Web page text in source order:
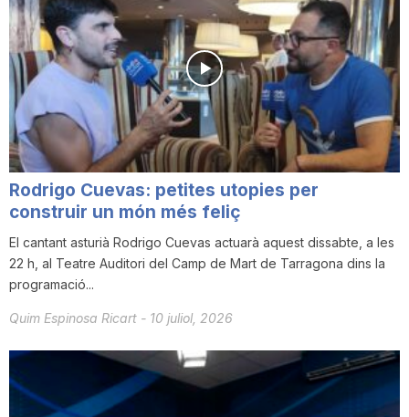
u
t
Rodrigo Cuevas: petites utopies per
construir un món més feliç
El cantant asturià Rodrigo Cuevas actuarà aquest dissabte, a les
22 h, al Teatre Auditori del Camp de Mart de Tarragona dins la
programació...
Quim Espinosa Ricart - 10 juliol, 2026